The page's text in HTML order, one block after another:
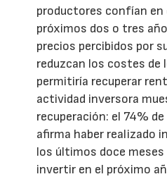
productores confían en
próximos dos o tres
precios percibidos por
reduzcan los costes de
permitiría recuperar
actividad inversora
recuperación: el 74%
afirma haber realizado
los últimos doce meses
invertir en el próximo